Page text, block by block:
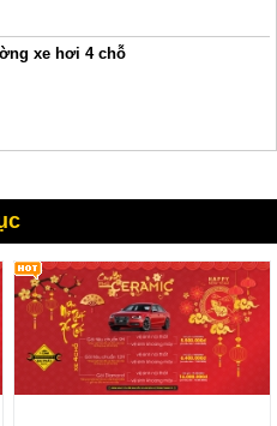
xe hơi 4 chỗ